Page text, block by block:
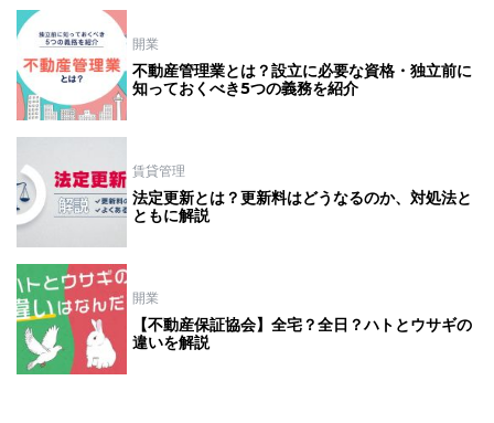
開業
不動産管理業とは？設立に必要な資格・独立前に
知っておくべき5つの義務を紹介
賃貸管理
法定更新とは？更新料はどうなるのか、対処法と
ともに解説
開業
【不動産保証協会】全宅？全日？ハトとウサギの
違いを解説